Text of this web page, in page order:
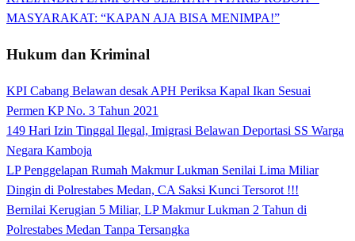
MASYARAKAT: “KAPAN AJA BISA MENIMPA!”
Hukum dan Kriminal
KPI Cabang Belawan desak APH Periksa Kapal Ikan Sesuai
Permen KP No. 3 Tahun 2021
149 Hari Izin Tinggal Ilegal, Imigrasi Belawan Deportasi SS Warga
Negara Kamboja
LP Penggelapan Rumah Makmur Lukman Senilai Lima Miliar
Dingin di Polrestabes Medan, CA Saksi Kunci Tersorot !!!
Bernilai Kerugian 5 Miliar, LP Makmur Lukman 2 Tahun di
Polrestabes Medan Tanpa Tersangka